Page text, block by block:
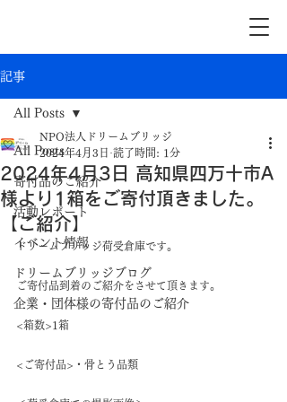
記事
All Posts
寄付品のご紹介
活動レポート
イベント情報
ドリームブリッジブログ
企業・団体様の寄付品のご紹介
All Posts
2024年4月3日 高知県四万十市A
様より1箱をご寄付頂きました。
【ご紹介】
NPO法人ドリームブリッジ
2024年4月3日 読了時間: 1分
ドリームブリッジ荷受倉庫です。
ご寄付品到着のご紹介をさせて頂きます。
<箱数>1箱
<ご寄付品>・骨とう品類